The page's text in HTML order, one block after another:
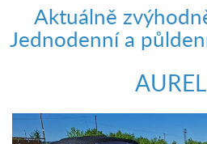
Aktuálně
Jednodenní a